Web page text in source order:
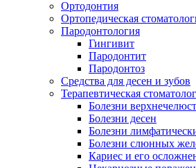
Ортодонтия
Ортопедическая
Пародонтология
Гингивит
Пародонтит
Пародонтоз
Средства для десен и зубов
Терапевтическая
Болезни
Болезни десен
Болезни
Болезни слюнных
Кариес и его